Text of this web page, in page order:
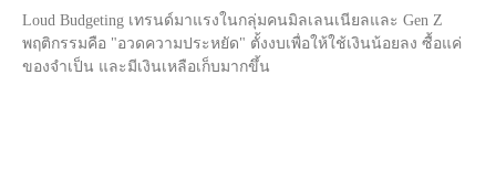
Loud Budgeting เทรนด์มาแรงในกลุ่มคนมิลเลนเนียลและ Gen Z
พฤติกรรมคือ "อวดความประหยัด" ตั้งงบเพื่อให้ใช้เงินน้อยลง ซื้อแค่
ของจำเป็น และมีเงินเหลือเก็บมากขึ้น